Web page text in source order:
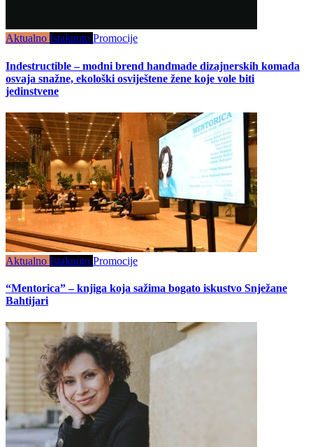
Aktualno Istaknuto Promocije
Indestructible – modni brend handmade dizajnerskih komada
osvaja snažne, ekološki osviještene žene koje vole biti
jedinstvene
Aktualno Istaknuto Promocije
“Mentorica” – knjiga koja sažima bogato iskustvo Snježane
Bahtijari